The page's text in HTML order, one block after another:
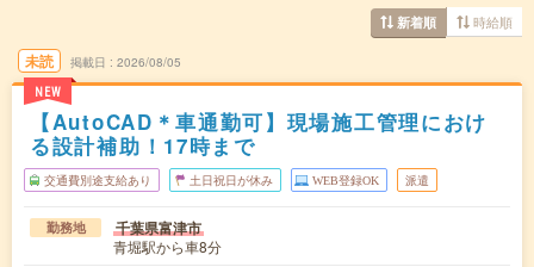
新着順 時給順
未読
NEW
掲載日 2026/08/05
【AutoCAD＊車通勤可】現場施工管理におけ
る設計補助！17時まで
交通費別途支給あり 土日祝日が休み WEB登録OK 派遣
勤務地 千葉県富津市
青堀駅から車8分